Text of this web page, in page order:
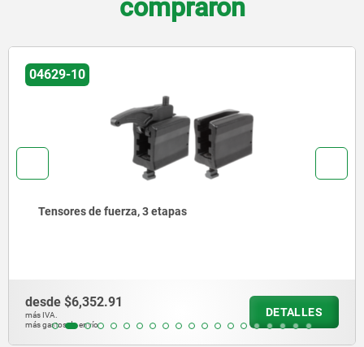
compraron
04630
Elevaciones para tensor de fuerza
desde$3,983.74
más IVA.
más gastos de envío
DETALLES